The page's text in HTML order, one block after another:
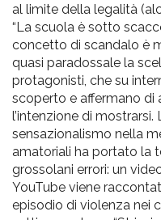
al limite della legalità
“La scuola è sotto
concetto di scandalo è
quasi paradossale la
protagonisti, che su
scoperto e affermano di
l’intenzione di mostrarsi.
sensazionalismo nella
amatoriali ha portato la
grossolani errori: un
YouTube viene
episodio di violenza nei